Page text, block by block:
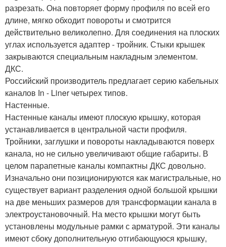
разрезать. Она повторяет форму профиля по всей его
длине, мягко обходит повороты и смотрится
действительно великолепно. Для соединения на плоских
углах используется адаптер - тройник. Стыки крышек
закрываются специальным накладным элементом.
ДКС.
Российский производитель предлагает серию кабельных
каналов In - Liner четырех типов.
Настенные.
Настенные каналы имеют плоскую крышку, которая
устанавливается в центральной части профиля.
Тройники, заглушки и повороты накладываются поверх
канала, но не сильно увеличивают общие габариты. В
целом парапетные каналы компактны ДКС довольно.
Изначально они позиционируются как магистральные, но
существует вариант разделения одной большой крышки
на две меньших размеров для трансформации канала в
электроустановочный. На место крышки могут быть
установлены модульные рамки с арматурой. Эти каналы
имеют сбоку дополнительную отгибающуюся крышку,